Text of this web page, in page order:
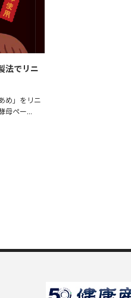
法でリニ
め」をリニ
母ペー…